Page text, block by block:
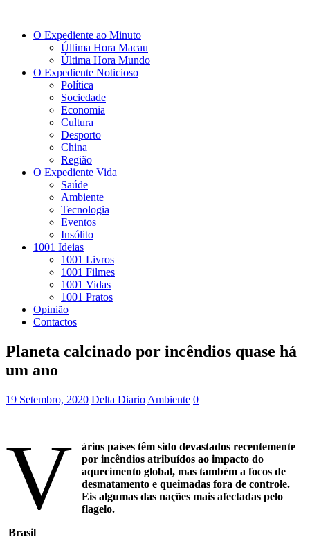
O Expediente ao Minuto
Última Hora Macau
Última Hora Mundo
O Expediente Noticioso
Política
Sociedade
Economia
Cultura
Desporto
China
Região
O Expediente Vida
Saúde
Ambiente
Tecnologia
Eventos
Insólito
1001 Ideias
1001 Livros
1001 Filmes
1001 Vidas
1001 Pratos
Opinião
Contactos
Planeta calcinado por incêndios quase há
um ano
19 Setembro, 2020 Delta Diario Ambiente 0
V
ários países têm sido devastados recentemente
por incêndios atribuídos ao impacto do
aquecimento global, mas também a focos de
desmatamento e queimadas fora de controle.
Eis algumas das nações mais afectadas pelo
flagelo.
Brasil